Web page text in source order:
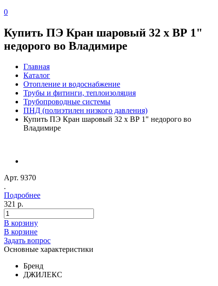
0
Купить ПЭ Кран шаровый 32 х ВР 1"
недорого во Владимире
Главная
Каталог
Отопление и водоснабжение
Трубы и фитинги, теплоизоляция
Трубопроводные системы
ПНД (полиэтилен низкого давления)
Купить ПЭ Кран шаровый 32 х ВР 1" недорого во
Владимире
Арт. 9370
.
Подробнее
321 р.
В корзину
В корзине
Задать вопрос
Основные характеристики
Бренд
ДЖИЛЕКС